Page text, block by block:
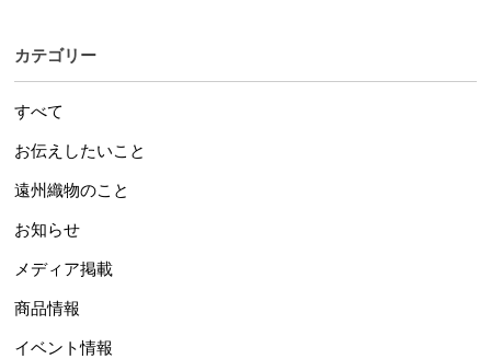
カテゴリー
すべて
お伝えしたいこと
遠州織物のこと
お知らせ
メディア掲載
商品情報
イベント情報